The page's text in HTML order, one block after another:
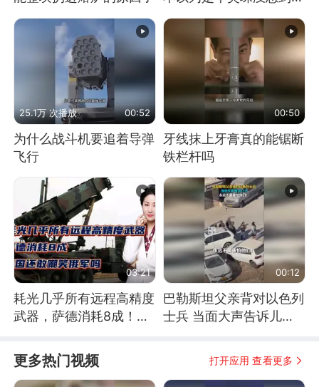
25.1万 次播放 00:52
为什么战斗机要追着导弹
飞行
00:50
牙线抹上牙膏真的能锯断
铁栏杆吗
03:21
耗光几乎所有远程高精度
武器，萨德消耗8成！美
00:12
巴勒斯坦父亲背对以色列
士兵 当面大声告诉儿
更多热门视频 打开应用 查看更多